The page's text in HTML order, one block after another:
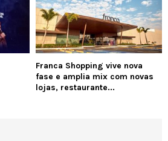
Franca Shopping vive nova
fase e amplia mix com novas
lojas, restaurante...